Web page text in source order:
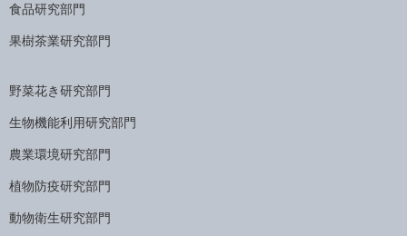
食品研究部門
果樹茶業研究部門
野菜花き研究部門
生物機能利用研究部門
農業環境研究部門
植物防疫研究部門
動物衛生研究部門